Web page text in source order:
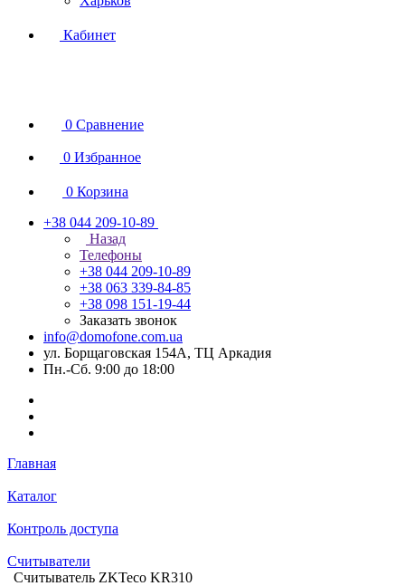
Кабинет
0 Сравнение
0 Избранное
0 Корзина
+38 044 209-10-89
Назад
Телефоны
+38 044 209-10-89
+38 063 339-84-85
+38 098 151-19-44
Заказать звонок
info@domofone.com.ua
ул. Борщаговская 154А, ТЦ Аркадия
Пн.-Сб. 9:00 до 18:00
Главная
Каталог
Контроль доступа
Считыватели
Считыватель ZKTeco KR310